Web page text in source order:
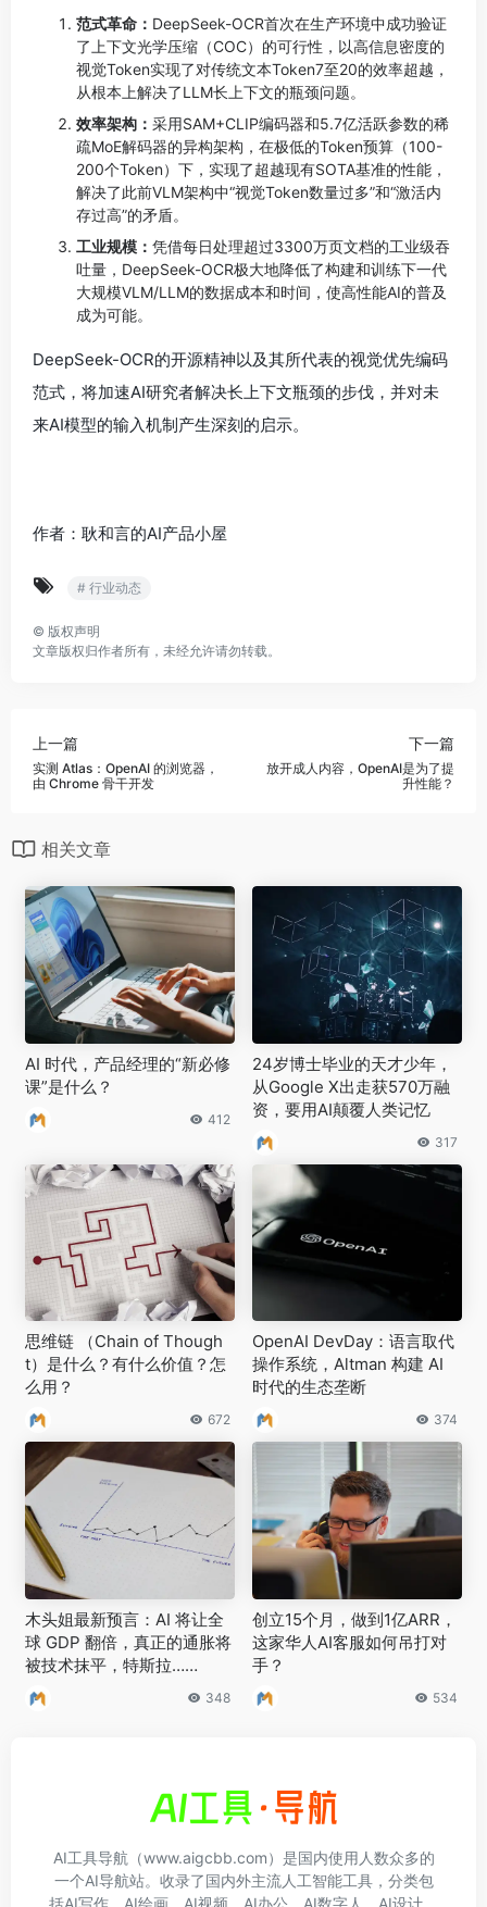
范式革命： DeepSeek-OCR首次在生产环境中成功验证
了上下文光学压缩（COC）的可行性，以高信息密度的
视觉Token实现了对传统文本Token7至20的效率超越，
从根本上解决了LLM长上下文的瓶颈问题。
效率架构： 采用SAM+CLIP编码器和5.7亿活跃参数的稀
疏MoE解码器的异构架构，在极低的Token预算（100-
200个Token）下，实现了超越现有SOTA基准的性能，
解决了此前VLM架构中“视觉Token数量过多”和“激活内
存过高”的矛盾。
工业规模： 凭借每日处理超过3300万页文档的工业级吞
吐量，DeepSeek-OCR极大地降低了构建和训练下一代
大规模VLM/LLM的数据成本和时间，使高性能AI的普及
成为可能。
DeepSeek-OCR的开源精神以及其所代表的视觉优先编码
范式，将加速AI研究者解决长上下文瓶颈的步伐，并对未
来AI模型的输入机制产生深刻的启示。
作者：耿和言的AI产品小屋
# 行业动态
© 版权声明
文章版权归作者所有，未经允许请勿转载。
上一篇
实测 Atlas：OpenAI 的浏览器，
由 Chrome 骨干开发
下一篇
放开成人内容，OpenAI是为了提
升性能？
相关文章
AI 时代，产品经理的“新必修
课”是什么？
412
24岁博士毕业的天才少年，
从Google X出走获570万融
资，要用AI颠覆人类记忆
317
思维链 （Chain of Though
t）是什么？有什么价值？怎
么用？
672
OpenAI DevDay：语言取代
操作系统，Altman 构建 AI
时代的生态垄断
374
木头姐最新预言：AI 将让全
球 GDP 翻倍，真正的通胀将
被技术抹平，特斯拉……
348
创立15个月，做到1亿ARR，
这家华人AI客服如何吊打对
手？
534
AI工具导航（www.aigcbb.com）是国内使用人数众多的
一个AI导航站。收录了国内外主流人工智能工具，分类包
括AI写作、AI绘画、AI视频、AI办公、AI数字人、AI设计、